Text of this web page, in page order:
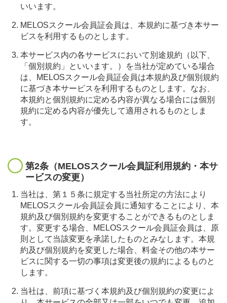
いいます。
MELOSスクール会員証会員は、本規約に基づき本サー
ビスを利用するものとします。
本サービス内の各サービスにおいて別途規約（以下、
「個別規約」といいます。）を当社が定めている場合
は、MELOSスクール会員証会員は本規約及び個別規約
に基づき本サービスを利用するものとします。なお、
本規約と個別規約に定める内容が異なる場合には個別
規約に定める内容が優先して適用されるものとしま
す。
第2条（MELOSスクール会員証利用規約・本サ
ービスの変更）
当社は、第１５条に規定する当社所定の方法により
MELOSスクール会員証会員に通知することにより、本
規約及び個別規約を変更することができるものとしま
す。変更する場合、MELOSスクール会員証会員は、原
則として当該変更を承諾したものとみなします。本規
約及び個別規約を変更した場合、料金その他の本サー
ビスに関する一切の事項は変更後の規約によるものと
します。
当社は、前項に基づく本規約及び個別規約の変更によ